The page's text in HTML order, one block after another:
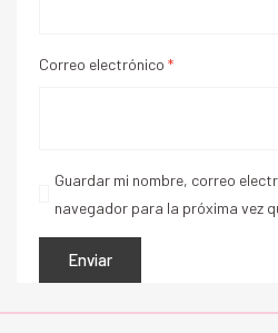
Correo electrónico *
Guardar mi nombre, correo
navegador para la próxima vez